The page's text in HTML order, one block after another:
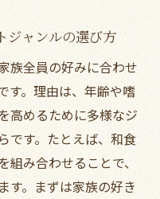
イクアウト選定術
取りのコツ
の混雑回避テクニ
アウト受け取り方
ジャンルの選び方
族全員の好みに合わせ
す。理由は、年齢や嗜
高めるために多様なジ
です。たとえば、和食
み合わせることで、
す。まずは家族の好き